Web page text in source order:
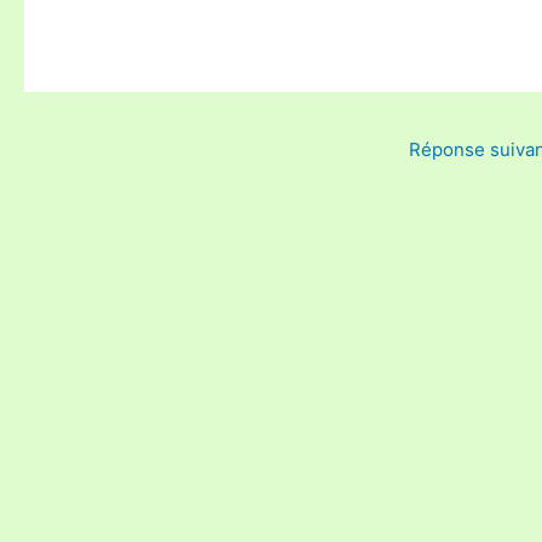
Réponse